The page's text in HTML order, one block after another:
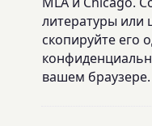
литературы или
скопируйте его
вашем браузере.